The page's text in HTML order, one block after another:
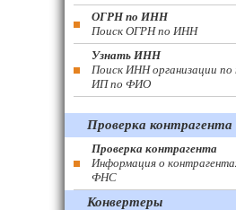
ОГРН по ИНН
Поиск ОГРН по ИНН
Узнать ИНН
Поиск ИНН организации
ИП по ФИО
Проверка контрагента
Проверка контрагента
Информация о
ФНС
Конвертеры